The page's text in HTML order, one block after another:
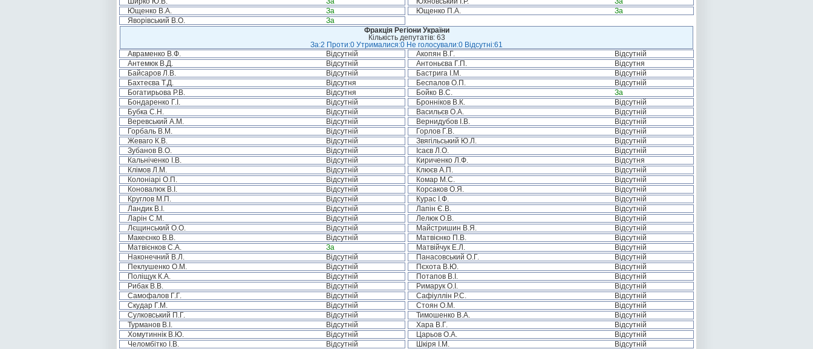
Ющенко В.А.
За Ющенко П.А.
За
Яворівський В.О.
За
Фракція Регіони України
Кількість депутатів: 63
За:2 Проти:0 Утрималися:0 Не голосували:0 Відсутні:61
Авраменко В.Ф.
Відсутній Акопян В.Г.
Відсутній
Антемюк В.Д.
Відсутній Антоньєва Г.П.
Відсутня
Байсаров Л.В.
Відсутній Бастрига І.М.
Відсутній
Бахтеєва Т.Д.
Відсутня Беспалов О.П.
Відсутній
Богатирьова Р.В.
Відсутня Бойко В.С.
За
Бондаренко Г.І.
Відсутній Бронніков В.К.
Відсутній
Бубка С.Н.
Відсутній Васильєв О.А.
Відсутній
Веревський А.М.
Відсутній Вернидубов І.В.
Відсутній
Горбаль В.М.
Відсутній Горлов Г.В.
Відсутній
Жеваго К.В.
Відсутній Звягільський Ю.Л.
Відсутній
Зубанов В.О.
Відсутній Ісаєв Л.О.
Відсутній
Кальніченко І.В.
Відсутній Кириченко Л.Ф.
Відсутня
Клімов Л.М.
Відсутній Клюєв А.П.
Відсутній
Колоніарі О.П.
Відсутній Комар М.С.
Відсутній
Коновалюк В.І.
Відсутній Корсаков О.Я.
Відсутній
Круглов М.П.
Відсутній Курас І.Ф.
Відсутній
Ландик В.І.
Відсутній Лапін Є.В.
Відсутній
Ларін С.М.
Відсутній Лелюк О.В.
Відсутній
Лєщинський О.О.
Відсутній Майстришин В.Я.
Відсутній
Макеєнко В.В.
Відсутній Матвієнко П.В.
Відсутній
Матвієнков С.А.
За Матвійчук Е.Л.
Відсутній
Наконечний В.Л.
Відсутній Панасовський О.Г.
Відсутній
Пеклушенко О.М.
Відсутній Пєхота В.Ю.
Відсутній
Поліщук К.А.
Відсутній Потапов В.І.
Відсутній
Рибак В.В.
Відсутній Римарук О.І.
Відсутній
Самофалов Г.Г.
Відсутній Сафіуллін Р.С.
Відсутній
Скудар Г.М.
Відсутній Стоян О.М.
Відсутній
Сулковський П.Г.
Відсутній Тимошенко В.А.
Відсутній
Турманов В.І.
Відсутній Хара В.Г.
Відсутній
Хомутиннік В.Ю.
Відсутній Царьов О.А.
Відсутній
Челомбітко І.В.
Відсутній Шкіря І.М.
Відсутній